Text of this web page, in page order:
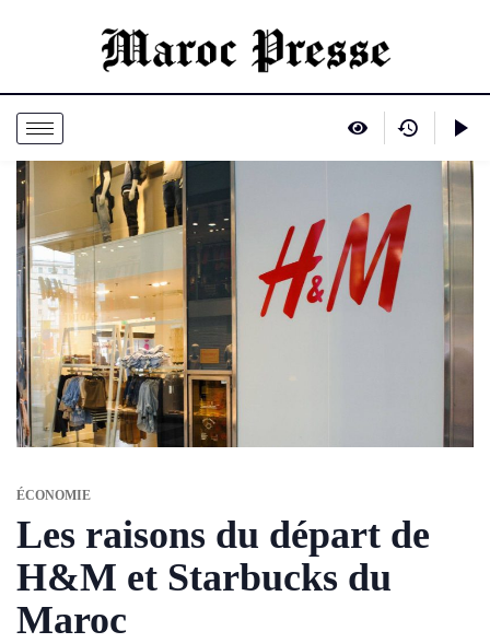
ÉCONOMIE
Les raisons du départ de
H&M et Starbucks du
Maroc